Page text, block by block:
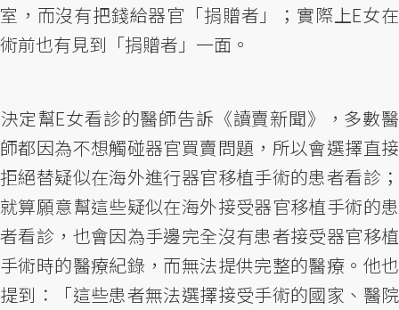
室，而沒有把錢給器官「捐贈者」；實際上E女在
術前也有見到「捐贈者」一面。
決定幫E女看診的醫師告訴《讀賣新聞》，多數醫
師都因為不想觸碰器官買賣問題，所以會選擇直接
拒絕替疑似在海外進行器官移植手術的患者看診；
就算願意幫這些疑似在海外接受器官移植手術的患
者看診，也會因為手邊完全沒有患者接受器官移植
手術時的醫療紀錄，而無法提供完整的醫療。他也
提到：「這些患者無法選擇接受手術的國家、醫院